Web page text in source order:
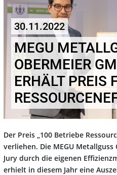
30.11.2022
MEGU
OBERMEIER
ERHÄLT PREIS
Der Preis „100 Betriebe
verliehen. Die MEGU
Jury durch die eigenen
erhielt in diesem Jahr eine